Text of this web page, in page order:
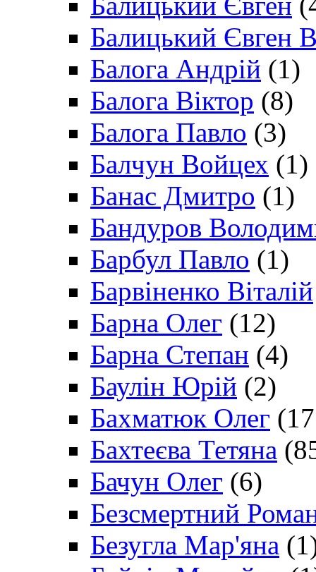
Балицький Євген
Балога Андрій (1)
Балога Віктор (8)
Балога Павло (3)
Балчун Войцех (1)
Банас Дмитро (1)
Бандуров
Барбул Павло (1)
Барвіненко Віталій
Барна Олег (12)
Барна Степан (4)
Баулін Юрій (2)
Бахматюк Олег
Бахтеєва Тетяна
Бачун Олег (6)
Безсмертний
Безугла Мар'яна